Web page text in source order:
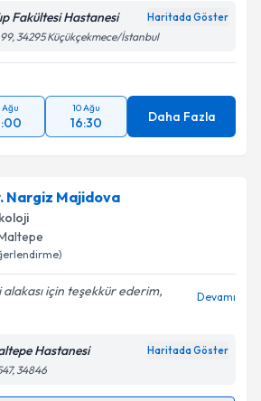
işlenmesine ilişkin Aydınlatma
ve kişisel verilerimin belirtilen
işlenmesini kabul ediyorum.
Talebini Gönder
Fakültesi Hastanesi Haritada Göster
34295 Küçükçekmece/İstanbul
Ağu 10 Ağu
16:30 Daha Fazla
Nargiz Majidova
alakası için teşekkür ederim,
Devamı
Hastanesi Haritada Göster
34846